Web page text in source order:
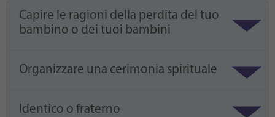
Capire le ragioni della perdita del tuo
bambino o dei tuoi bambini
Organizzare una cerimonia spirituale
Identico o fraterno